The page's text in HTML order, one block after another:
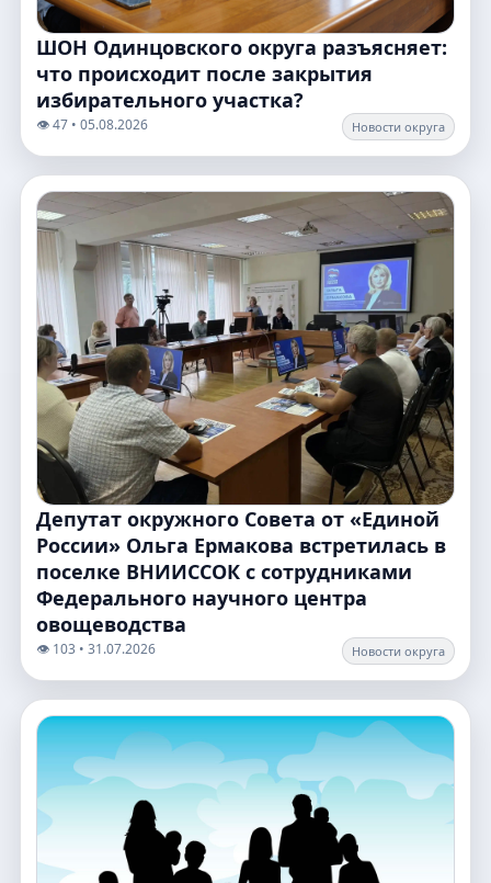
ШОН Одинцовского округа разъясняет:
что происходит после закрытия
избирательного участка?
👁️ 47 • 05.08.2026 Новости округа
Депутат окружного Совета от «Единой
России» Ольга Ермакова встретилась в
поселке ВНИИССОК с сотрудниками
Федерального научного центра
овощеводства
👁️ 103 • 31.07.2026 Новости округа